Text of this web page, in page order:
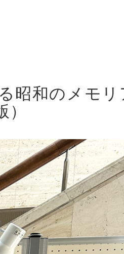
昭和のメモリ